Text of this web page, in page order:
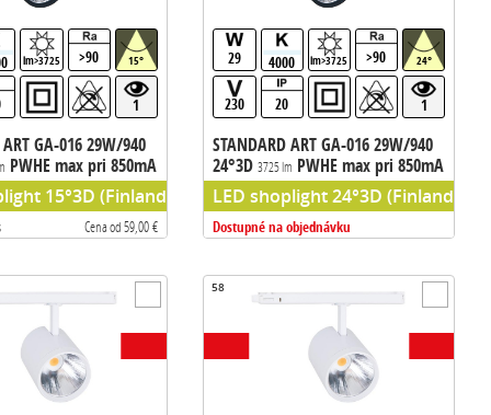
predradnik TCI
lm>3725 >90 15°
1
ART GA-016 29W/940
PWHE max pri 850mA
15°3D (Finland), PW HE (Philips chip) predradnik TCI
Cena od 59,00 €
29 4000 lm>3725 >90 24°
230 20 1
STANDARD ART GA-016 29W/940
24°3D3725 lm PWHE max pri 850mA
133m/W
LED shoplight 24°3D (Finland),
Dostupné na objednávku
58